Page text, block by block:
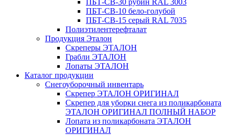
ПБТ-СВ-30 рубин RAL 3003
ПБТ-СВ-10 бело-голубой
ПБТ-СВ-15 серый RAL 7035
Полиэтилентерефталат
Продукция Эталон
Скреперы ЭТАЛОН
Грабли ЭТАЛОН
Лопаты ЭТАЛОН
Каталог продукции
Снегоуборочный инвентарь
Скрепер ЭТАЛОН ОРИГИНАЛ
Скрепер для уборки снега из поликарбоната
ЭТАЛОН ОРИГИНАЛ ПОЛНЫЙ НАБОР
Лопата из поликарбоната ЭТАЛОН
ОРИГИНАЛ